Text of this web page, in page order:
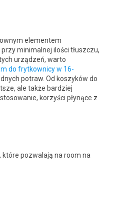
elementem
minimalnej ilości tłuszczu,
urządzeń, warto
do frytkownicy w 16-
potraw. Od koszyków do
ale także bardziej
korzyści płynące z
pozwalają na room na